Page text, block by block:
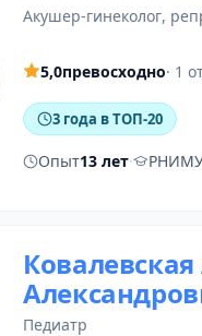
акушер-гинеколог,
5,0превосходно· 1
3 года в ТОП-20
Опыт13 лет· РНИМУ
педиатр